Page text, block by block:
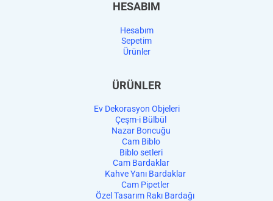
HESABIM
Hesabım
Sepetim
Ürünler
ÜRÜNLER
Ev Dekorasyon Objeleri
Çeşm-i Bülbül
Nazar Boncuğu
Cam Biblo
Biblo setleri
Cam Bardaklar
Kahve Yanı Bardaklar
Cam Pipetler
Özel Tasarım Rakı Bardağı